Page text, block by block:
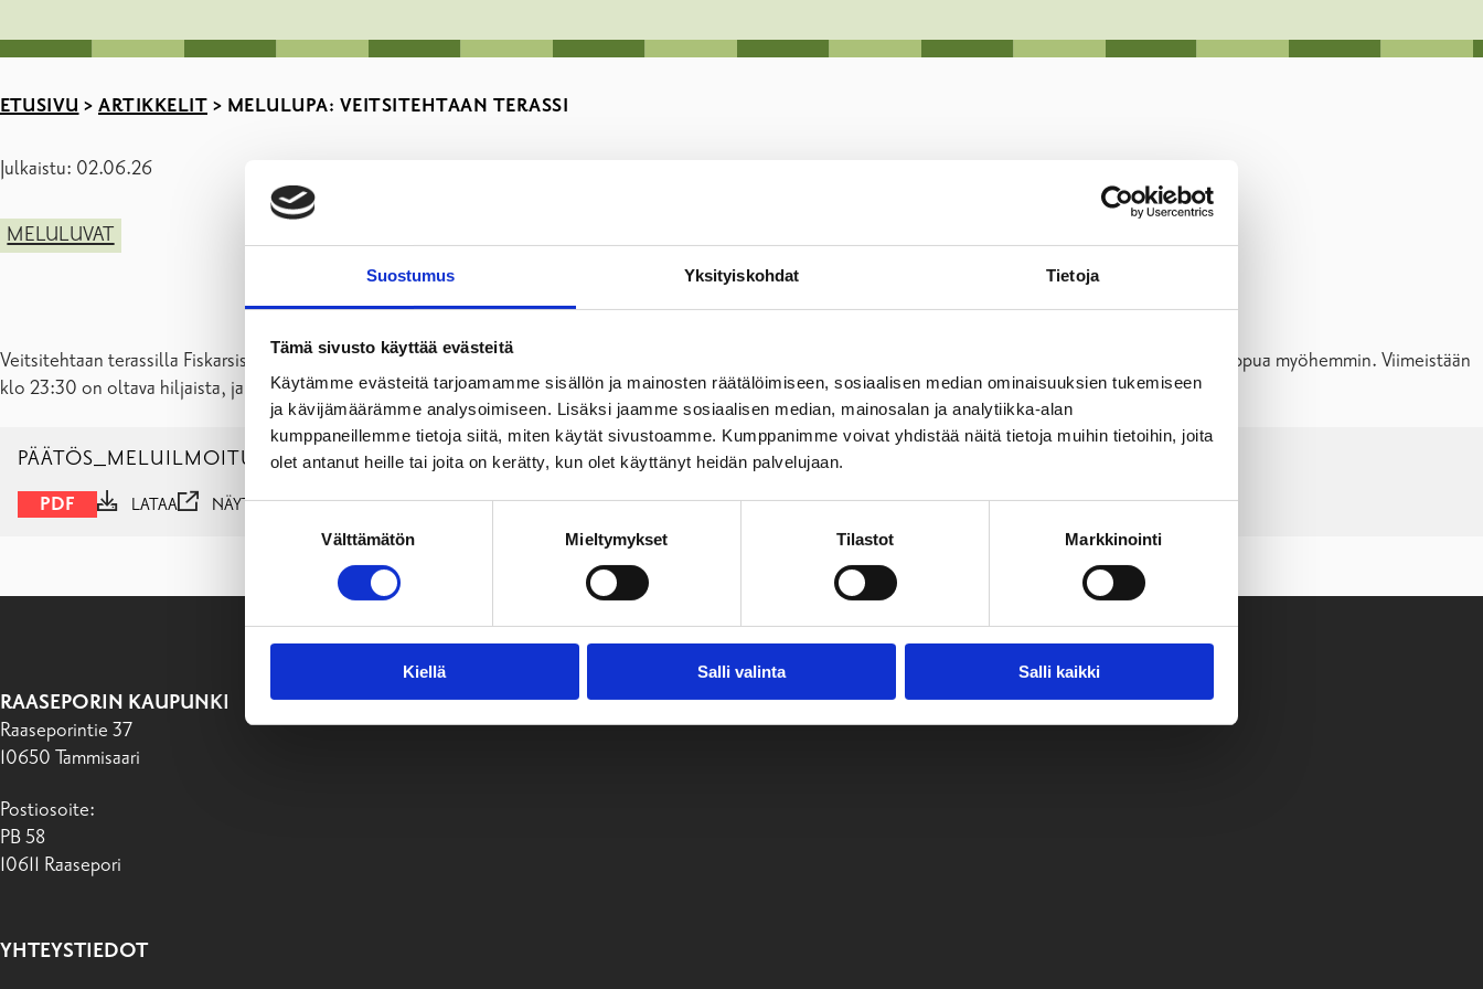
Suostumus Yksityiskohdat Tietoja
Tämä sivusto käyttää evästeitä
Käytämme evästeitä tarjoamamme sisällön ja mainosten räätälöimiseen, sosiaalisen median ominaisuuksien tukemiseen
ja kävijämäärämme analysoimiseen. Lisäksi jaamme sosiaalisen median, mainosalan ja analytiikka-alan
kumppaneillemme tietoja siitä, miten käytät sivustoamme. Kumppanimme voivat yhdistää näitä tietoja muihin tietoihin, joita
olet antanut heille tai joita on kerätty, kun olet käyttänyt heidän palvelujaan.
Välttämätön Mieltymykset Tilastot Markkinointi
Kiellä Salli valinta Salli kaikki
ETUSIVU > ARTIKKELIT > MELULUPA: VEITSITEHTAAN TERASSI
Julkaistu: 02.06.26
MELULUVAT
Veitsitehtaan terassilla Fiskarsissa kesälauantaisin on livemusiikkia ja DJ:t, 23.5.-15.8.2026. Musiikki on ohjattu lopetettavaksi klo 22, mutta saattaa joskus loppua myöhemmin. Viimeistään
klo 23:30 on oltava hiljaista, ja volyymi ei saa olla liian kova.
PÄÄTÖS_MELUILMOITUS_VEITSITEHTAAN TERASSI 2026
PDF LATAA NÄYTÄ
RAASEPORIN KAUPUNKI
Raaseporintie 37
10650 Tammisaari
Postiosoite:
PB 58
10611 Raasepori
YHTEYSTIEDOT